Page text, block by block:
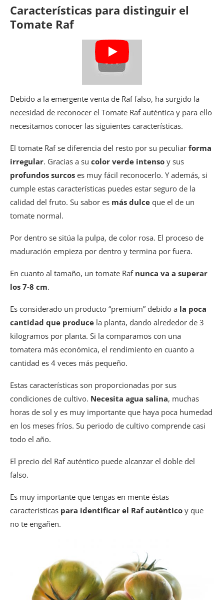
Características para distinguir el
Tomate Raf
Debido a la emergente venta de Raf falso, ha surgido la
necesidad de reconocer el Tomate Raf auténtica y para ello
necesitamos conocer las siguientes características.
El tomate Raf se diferencia del resto por su peculiar forma
irregular. Gracias a su color verde intenso y sus
profundos surcos es muy fácil reconocerlo. Y además, si
cumple estas características puedes estar seguro de la
calidad del fruto. Su sabor es más dulce que el de un
tomate normal.
Por dentro se sitúa la pulpa, de color rosa. El proceso de
maduración empieza por dentro y termina por fuera.
En cuanto al tamaño, un tomate Raf nunca va a superar
los 7-8 cm.
Es considerado un producto “premium” debido a la poca
cantidad que produce la planta, dando alrededor de 3
kilogramos por planta. Si la comparamos con una
tomatera más económica, el rendimiento en cuanto a
cantidad es 4 veces más pequeño.
Estas características son proporcionadas por sus
condiciones de cultivo. Necesita agua salina, muchas
horas de sol y es muy importante que haya poca humedad
en los meses fríos. Su periodo de cultivo comprende casi
todo el año.
El precio del Raf auténtico puede alcanzar el doble del
falso.
Es muy importante que tengas en mente éstas
características para identificar el Raf auténtico y que
no te engañen.